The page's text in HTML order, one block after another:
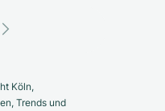
Köln,
Trends und